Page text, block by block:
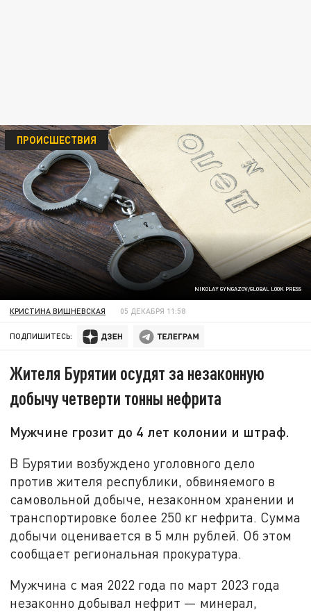
NIKOLAY GYNGAZOV/GLOBAL LOOK PRESS
ПРОИСШЕСТВИЯ
КРИСТИНА ВИШНЕВСКАЯ 05 ДЕКАБРЯ 11:58
ПОДПИШИТЕСЬ:
Жителя Бурятии осудят за незаконную
добычу четверти тонны нефрита
Мужчине грозит до 4 лет колонии и штраф.
В Бурятии возбуждено уголовного дело
против жителя республики, обвиняемого в
самовольной добыче, незаконном хранении и
транспортировке более 250 кг нефрита. Сумма
добычи оценивается в 5 млн рублей. Об этом
сообщает региональная прокуратура.
Мужчина с мая 2022 года по март 2023 года
незаконно добывал нефрит — минерал,